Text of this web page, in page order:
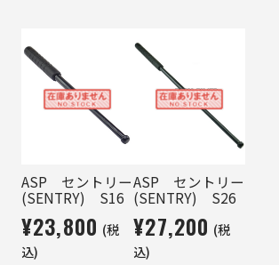
ASP セントリー
(SENTRY) S16
¥23,800 (税
込)
ASP セントリー
(SENTRY) S26
¥27,200 (税
込)